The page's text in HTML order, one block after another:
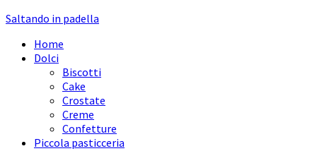
Saltando in padella
Home
Dolci
Biscotti
Cake
Crostate
Creme
Confetture
Piccola pasticceria